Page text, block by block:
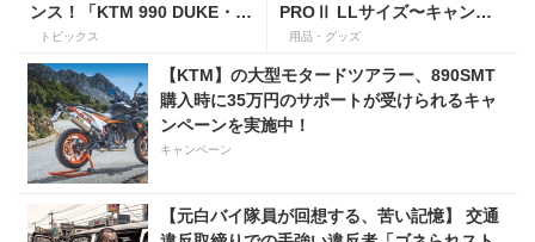
ンス！「KTM 990 DUKE・
KTM 1390 SUPER DUKE R
EVO 購入サポートキャンペー
ン」
トピックス
PROⅡ LLサイズ〜キャンプ
ツーリングにも安心の大容量
用品・グッズ
【KTM】の大型モタードツアラー、890SMT
購入時に35万円のサポートが受けられるキャ
ンペーンを実施中！
キャンペーン
【元白バイ隊員が回想する、苦い記憶】 交通